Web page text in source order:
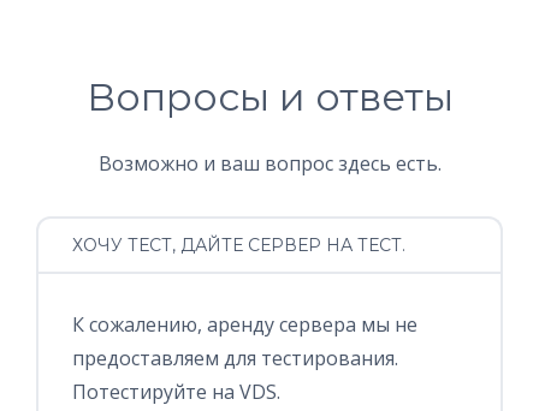
Вопросы и ответы
Возможно и ваш вопрос здесь есть.
ХОЧУ ТЕСТ, ДАЙТЕ СЕРВЕР НА ТЕСТ.
К сожалению, аренду сервера мы не
предоставляем для тестирования.
Потестируйте на VDS.